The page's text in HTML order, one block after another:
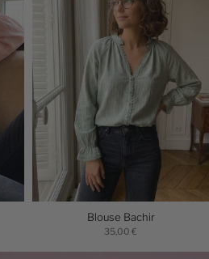
Blouse Bachir
35,00 €